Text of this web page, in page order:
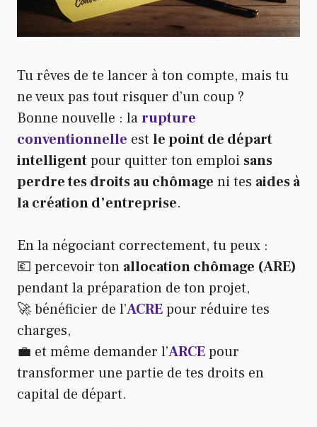
Tu rêves de te lancer à ton compte, mais tu
ne veux pas tout risquer d’un coup ?
Bonne nouvelle : larupture
conventionnelle est le point de départ
intelligentpour quitter ton emploi sans
perdre tes droits au chômage ni tes aides à
la création d’entreprise.
En la négociant correctement, tu peux :
💶 percevoir ton allocation chômage (ARE)
pendant la préparation de ton projet,
🚀 bénéficier de l’ACREpour réduire tes
charges,
💼 et même demander l’ARCEpour
transformer une partie de tes droits en
capital de départ.